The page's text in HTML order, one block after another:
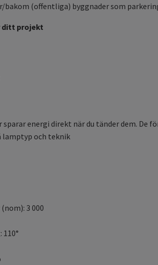
(offentliga) byggnader som
projekt
energi direkt när du tänder dem. De
lamptyp och teknik
3 000